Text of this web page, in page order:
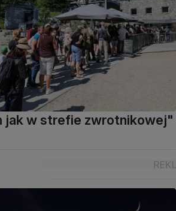
jak w strefie zwrotnikowej"